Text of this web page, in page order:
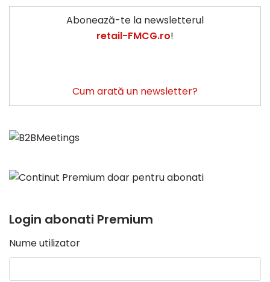
Abonează-te la newsletterul
retail-FMCG.ro!
Cum arată un newsletter?
Login abonati Premium
Nume utilizator